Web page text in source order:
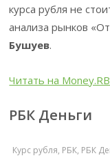
курса рубля не
анализа рынков
Бушуев.
Читать на
РБК Деньги
Курс рубля, РБК, РБК